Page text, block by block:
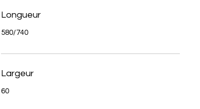
Longueur
580/740
Largeur
60